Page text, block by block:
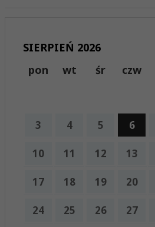
SIERPIEŃ 2026
pon
wt śr czw
3 4 5 6
10 11 12 13
17 18 19 20
24 25 26 27